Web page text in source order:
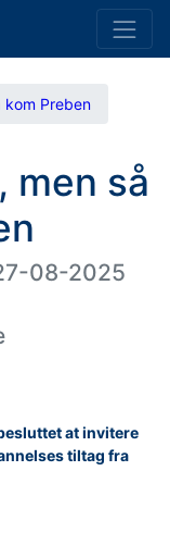
kom Preben
men så
08-2025
at invitere
tiltag fra